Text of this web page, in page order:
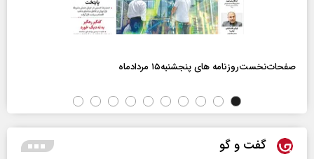
صفحات‌نخست‌روزنامه ها‌ی پنجشنبه‌۱۵ مردادماه
گفت و گو